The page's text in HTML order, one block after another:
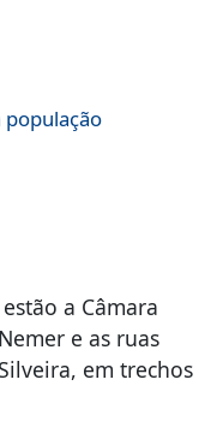
população
a Câmara
e as ruas
em trechos